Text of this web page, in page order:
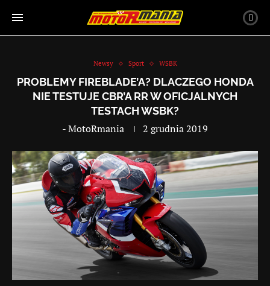
Newsy Sport WSBK
PROBLEMY FIREBLADE’A? DLACZEGO HONDA
NIE TESTUJE CBR’A RR W OFICJALNYCH
TESTACH WSBK?
-MotoRmania 2 grudnia 2019